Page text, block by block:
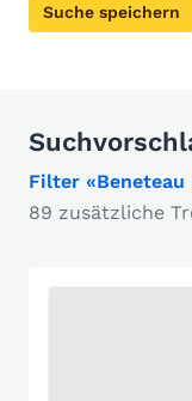
Suche speichern
Filter
89 zusätzliche